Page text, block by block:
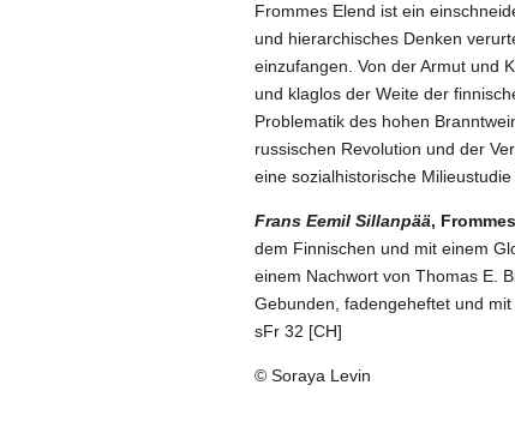
Frommes Elend ist ein
und hierarchisches Denken
einzufangen. Von der Armut und
und klaglos der Weite der
Problematik des hohen
russischen Revolution und der
eine sozialhistorische
Frans Eemil Sillanpää,
dem Finnischen und mit einem
einem Nachwort von Thomas E.
Gebunden, fadengeheftet und
sFr 32 [CH]
© Soraya Levin